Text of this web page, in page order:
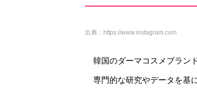
出典： https://www.instagram.com
韓国のダーマコスメブラン
専門的な研究やデータを基